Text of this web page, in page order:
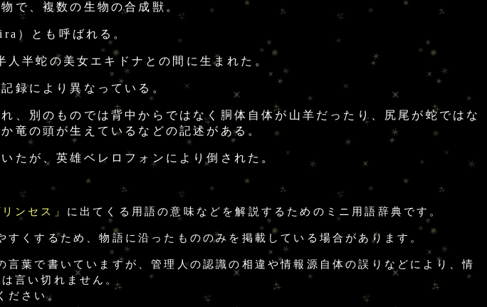
で、複数の生物の合成獣。
）とも呼ばれる。
半蛇の美女エキドナとの間に生まれた。
録により異なっている。
、別のものでは背中からではなく胴体自体が山羊だったり、尻尾が蛇ではな
竜の頭が生えているなどの記述がある。
たが、英雄ベレロフォンにより倒された。
ンセス」 に出てくる用語の意味などを解説するためのミニ用語辞典です。
くするため、物語に沿ったもののみを掲載している場合があります。
葉で書いていますが、管理人の認識の相違や情報源自体の誤りなどにより、情
言い切れません。
ださい。